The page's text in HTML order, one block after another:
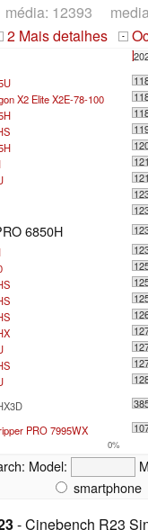
12393
2 Mais detalhes -
X2 Elite X2E-78-100
6850H
PRO 7995WX
0%
Model:
smartphone
- Cinebench R23